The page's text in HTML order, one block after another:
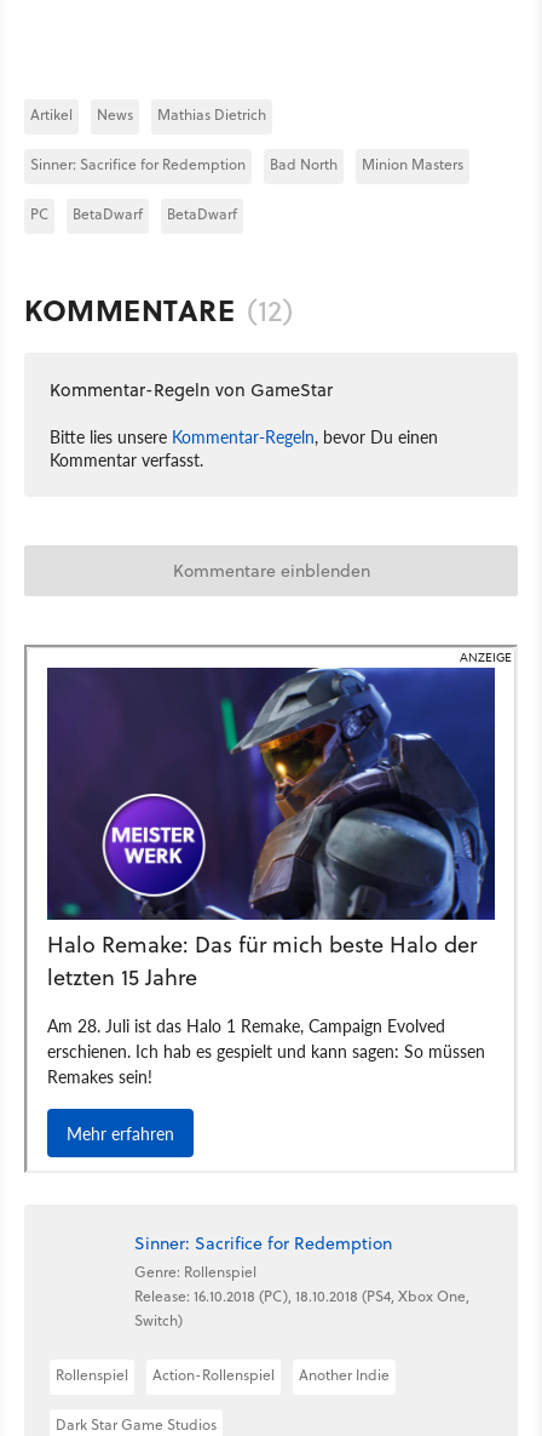
Artikel News Mathias Dietrich
Sinner: Sacrifice for Redemption Bad North Minion Masters
PC BetaDwarf BetaDwarf
KOMMENTARE (12)
Kommentar-Regeln von GameStar
Bitte lies unsere Kommentar-Regeln, bevor Du einen
Kommentar verfasst.
Kommentare einblenden
Sinner: Sacrifice for Redemption
Genre: Rollenspiel
Release: 16.10.2018 (PC), 18.10.2018 (PS4, Xbox One,
Switch)
Rollenspiel Action-Rollenspiel Another Indie
Dark Star Game Studios